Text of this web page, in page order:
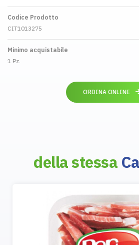
Codice Prodotto
CIT1013275
Minimo acquistabile
1 Pz.
ORDINA ONLINE
della stessa